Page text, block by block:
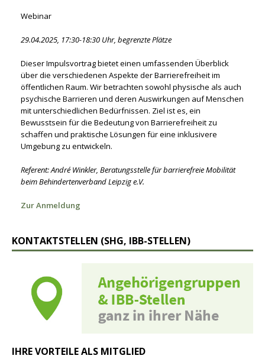
29.04.2025, 17:30-18:30 Uhr, begrenzte Plätze
Dieser Impulsvortrag bietet einen umfassenden Überblick
über die verschiedenen Aspekte der Barrierefreiheit im
öffentlichen Raum. Wir betrachten sowohl physische als auch
psychische Barrieren und deren Auswirkungen auf Menschen
mit unterschiedlichen Bedürfnissen. Ziel ist es, ein
Bewusstsein für die Bedeutung von Barrierefreiheit zu
schaffen und praktische Lösungen für eine inklusivere
Umgebung zu entwickeln.
Referent: André Winkler, Beratungsstelle für barrierefreie Mobilität
beim Behindertenverband Leipzig e.V.
Zur Anmeldung
Webinar
KONTAKTSTELLEN (SHG, IBB-STELLEN)
IHRE VORTEILE ALS MITGLIED